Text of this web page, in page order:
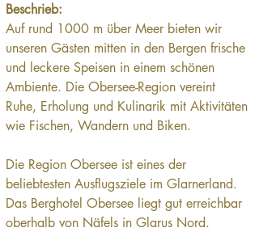
Beschrieb:
Auf rund 1000 m über Meer bieten wir
unseren Gästen mitten in den Bergen frische
und leckere Speisen in einem schönen
Ambiente. Die Obersee-Region vereint
Ruhe, Erholung und Kulinarik mit Aktivitäten
wie Fischen, Wandern und Biken.
Die Region Obersee ist eines der
beliebtesten Ausflugsziele im Glarnerland.
Das Berghotel Obersee liegt gut erreichbar
oberhalb von Näfels in Glarus Nord.